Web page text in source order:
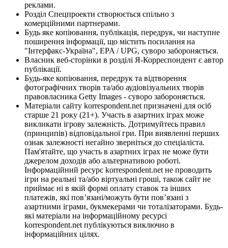
реклами.
Розділ Спецпроекти створюється спільно з
комерційними партнерами.
Будь яке копіювання, публікація, передрук, чи наступне
поширення інформації, що містить посилання на
"Інтерфакс-Україна", EPA / UPG, суворо забороняється.
Власник веб-сторінки в розділі Я-Корреспондент є автор
публікації.
Будь-яке копіювання, передрук та відтворення
фотографічних творів та/або аудіовізуальних творів
правовласника Getty Images - суворо забороняється.
Матеріали сайту korrespondent.net призначені для осіб
старше 21 року (21+). Участь в азартних іграх може
викликати ігрову залежність. Дотримуйтесь правил
(принципів) відповідальної гри. При виявленні перших
ознак залежності негайно зверніться до спеціаліста.
Пам'ятайте, що участь в азартних іграх не може бути
джерелом доходів або альтернативою роботі.
Інформаційний ресурс korrespondent.net не проводить
ігри на реальні та/або віртуальні гроші, також сайт не
приймає ні в якій формі оплату ставок та інших
платежів, які пов’язані/можуть бути пов’язані з
азартними іграми, букмекерами чи тоталізаторами. Будь-
які матеріали на інформаційному ресурсі
korrespondent.net публікуються виключно в
інформаційних цілях.